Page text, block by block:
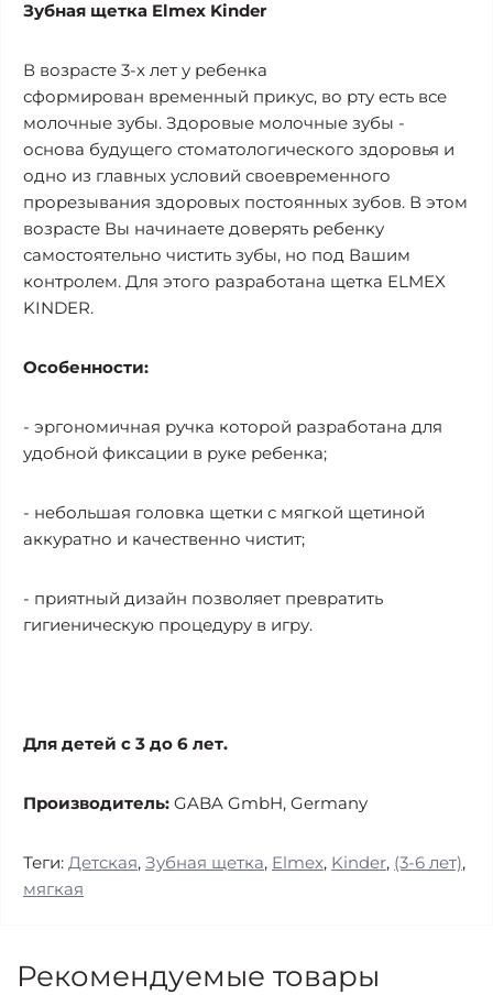
Зубная щетка Elmex Kinder
В возрасте 3-х лет у ребенка
сформирован временный прикус, во рту есть все
молочные зубы. Здоровые молочные зубы -
основа будущего стоматологического здоровья и
одно из главных условий своевременного
прорезывания здоровых постоянных зубов. В этом
возрасте Вы начинаете доверять ребенку
самостоятельно чистить зубы, но под Вашим
контролем. Для этого разработана щетка ELMEX
KINDER.
Особенности:
- эргономичная ручка которой разработана для
удобной фиксации в руке ребенка;
- небольшая головка щетки с мягкой щетиной
аккуратно и качественно чистит;
- приятный дизайн позволяет превратить
гигиеническую процедуру в игру.
Для детей с 3 до 6 лет.
Производитель: GABA GmbH, Germany
Теги: Детская, Зубная щетка, Elmex, Kinder, (3-6 лет),
мягкая
Рекомендуемые товары